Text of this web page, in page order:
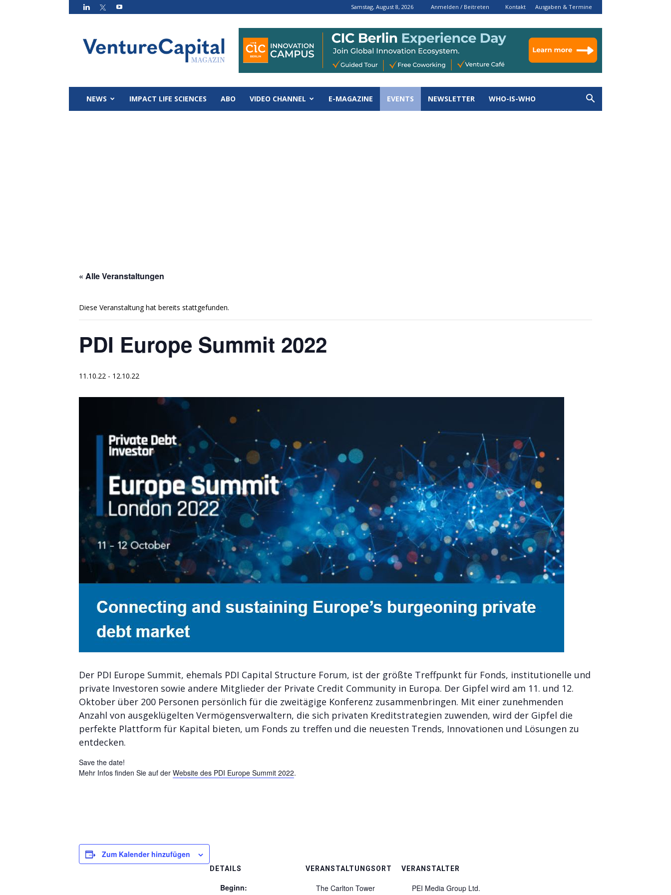
Samstag, August 8, 2026 Anmelden / Beitreten Kontakt Ausgaben & Termine
Magazin
NEWS IMPACT LIFE SCIENCES ABO VIDEO CHANNEL E-MAGAZINE EVENTS NEWSLETTER WHO-IS-WHO
« Alle Veranstaltungen
Diese Veranstaltung hat bereits stattgefunden.
PDI Europe Summit 2022
11.10.22 - 12.10.22
Der PDI Europe Summit, ehemals PDI Capital Structure Forum, ist der größte Treffpunkt für Fonds, institutionelle und
private Investoren sowie andere Mitglieder der Private Credit Community in Europa. Der Gipfel wird am 11. und 12.
Oktober über 200 Personen persönlich für die zweitägige Konferenz zusammenbringen. Mit einer zunehmenden
Anzahl von ausgeklügelten Vermögensverwaltern, die sich privaten Kreditstrategien zuwenden, wird der Gipfel die
perfekte Plattform für Kapital bieten, um Fonds zu treffen und die neuesten Trends, Innovationen und Lösungen zu
entdecken.
Save the date!
Mehr Infos finden Sie auf der Website des PDI Europe Summit 2022.
Zum Kalender hinzufügen
DETAILS
Beginn:
VERANSTALTUNGSORT
The Carlton Tower
VERANSTALTER
PEI Media Group Ltd.